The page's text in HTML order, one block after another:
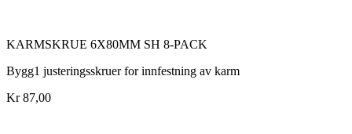
KARMSKRUE 6X80MM SH 8-PACK
Bygg1 justeringsskruer for innfestning av karm
Kr 87,00